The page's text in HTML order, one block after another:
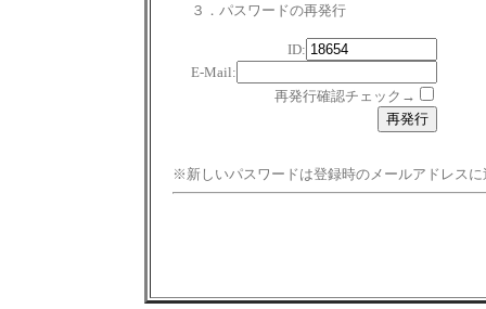
３．パスワードの再発行
ID:
E-Mail:
再発行確認チェック→
※新しいパスワードは登録時のメールアドレスに